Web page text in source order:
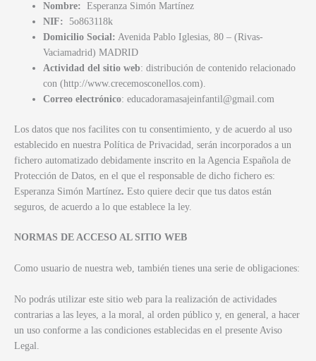
Nombre: Esperanza Simón Martínez
NIF:
5o863118k
Domicilio Social: Avenida Pablo Iglesias, 80 – (Rivas-
Vaciamadrid) MADRID
Actividad del sitio web: distribución de contenido relacionado
con (http://www.crecemosconellos.com).
Correo electrónico: educadoramasajeinfantil@gmail.com
Los datos que nos facilites con tu consentimiento, y de acuerdo al uso
establecido en nuestra Política de Privacidad, serán incorporados a un
fichero automatizado debidamente inscrito en la Agencia Española de
Protección de Datos, en el que el responsable de dicho fichero es:
Esperanza Simón Martínez. Esto quiere decir que tus datos están
seguros, de acuerdo a lo que establece la ley.
NORMAS DE ACCESO AL SITIO WEB
Como usuario de nuestra web, también tienes una serie de obligaciones:
No podrás utilizar este sitio web para la realización de actividades
contrarias a las leyes, a la moral, al orden público y, en general, a hacer
un uso conforme a las condiciones establecidas en el presente Aviso
Legal.